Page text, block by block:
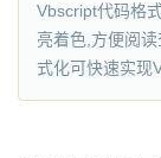
Vbscript代码格
亮着色,方便阅
式化可快速实现